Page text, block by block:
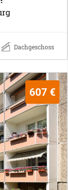
Dachgeschoss
607 €